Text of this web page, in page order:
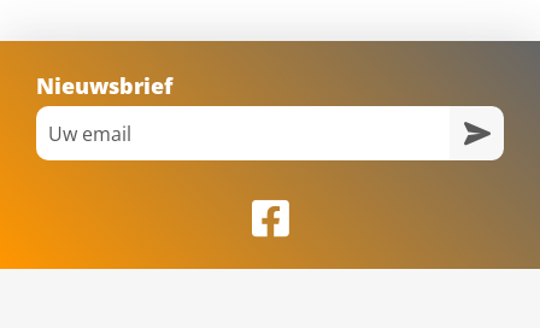
Nieuwsbrief